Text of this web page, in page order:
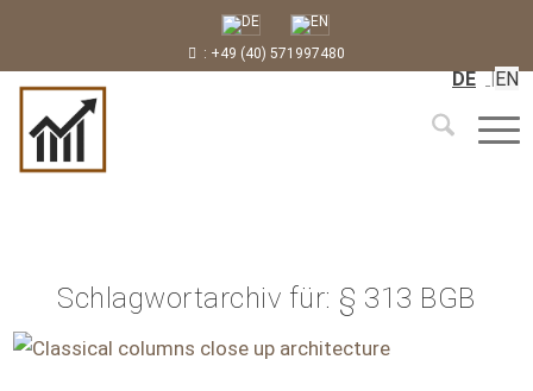
: +49 (40) 571997480
Schlagwortarchiv für: § 313 BGB
DE EN